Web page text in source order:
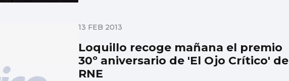
13 FEB 2013
Loquillo recoge mañana el premio
30º aniversario de 'El Ojo Crítico' de
RNE